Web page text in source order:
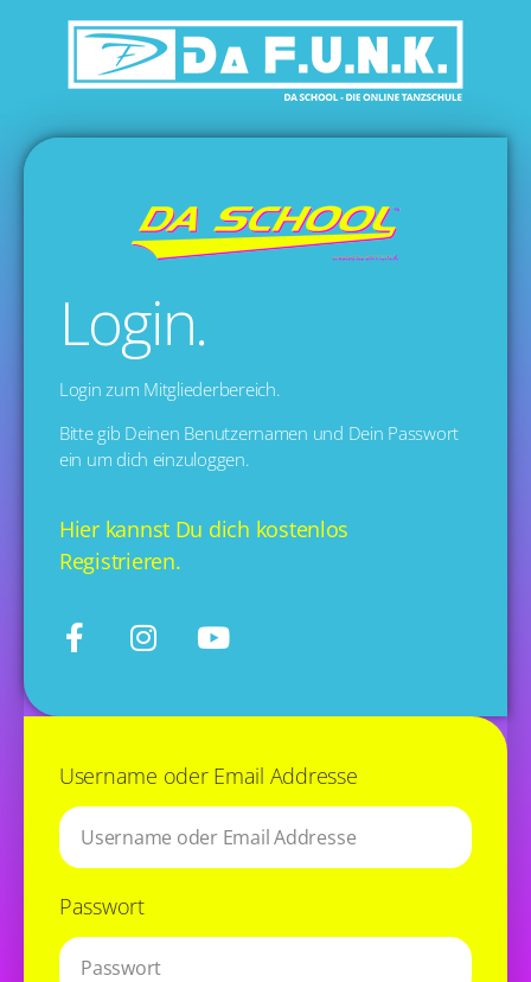
Login.
Login zum Mitgliederbereich.
Bitte gib Deinen Benutzernamen und Dein Passwort
ein um dich einzuloggen.
Hier kannst Du dich kostenlos
Registrieren.
Username oder Email Addresse
Passwort